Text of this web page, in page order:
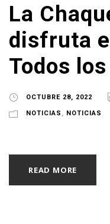
La
disfruta
Todos
OCTUBRE 28, 2022
NOTICIAS , NOTICIAS
READ MORE